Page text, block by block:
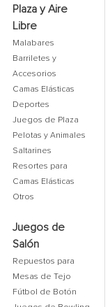
Plaza y Aire
Libre
Malabares
Barriletes y
Accesorios
Camas Elásticas
Deportes
Juegos de Plaza
Pelotas y Animales
Saltarines
Resortes para
Camas Elásticas
Otros
Juegos de
Salón
Repuestos para
Mesas de Tejo
Fútbol de Botón